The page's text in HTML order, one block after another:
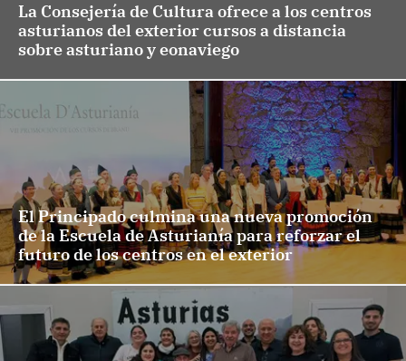
La Consejería de Cultura ofrece a los centros
asturianos del exterior cursos a distancia
sobre asturiano y eonaviego
El Principado culmina una nueva promoción
de la Escuela de Asturianía para reforzar el
futuro de los centros en el exterior